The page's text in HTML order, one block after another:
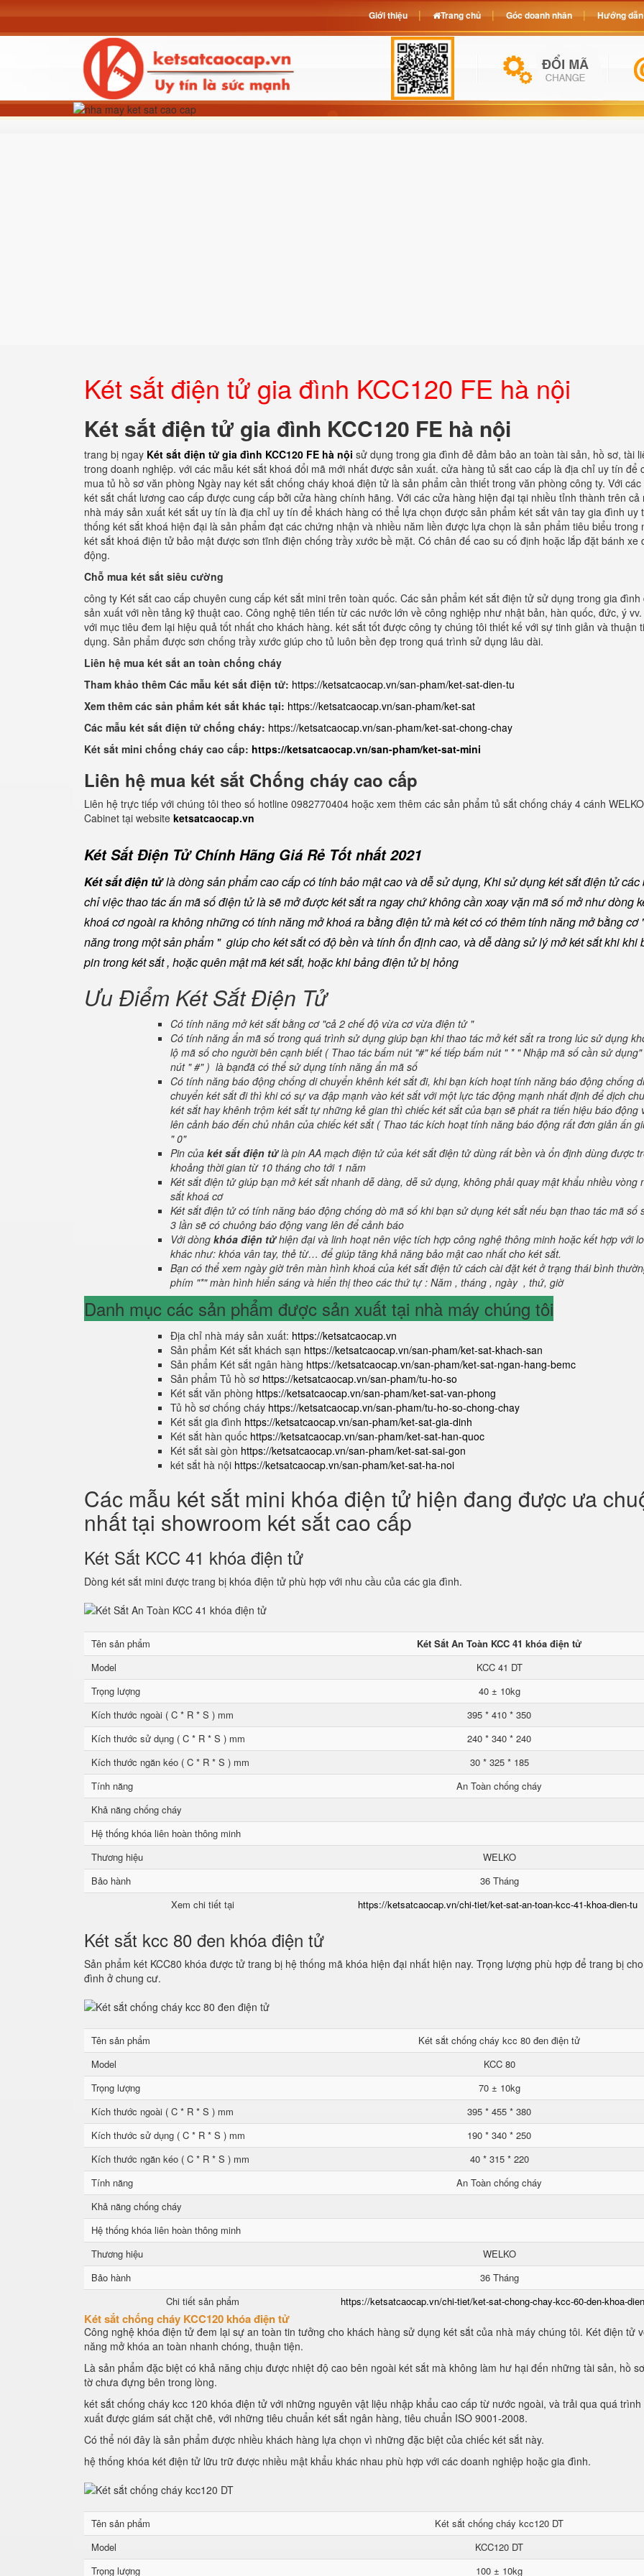
Két sắt điện tử gia đình KCC120 FE hà nội
Két sắt điện tử gia đình KCC120 FE hà nội
trang bị ngay Két sắt điện tử gia đình KCC120 FE hà nội sử dụng trong gia đình đẻ đảm bảo an toàn tài sản, hồ sơ, tài
trong doanh nghiệp. với các mẫu két sắt khoá đổi mã mới nhất được sản xuất. cửa hàng tủ sắt cao cấp là địa chỉ uy tín để
mua tủ hồ sơ văn phòng Ngày nay két sắt chống cháy khoá điện tử là sản phẩm cần thiết trong văn phòng công ty. Với
két sắt chất lương cao cấp được cung cấp bởi cửa hàng chính hãng. Với các cửa hàng hiện đại tại nhiều tỉnh thành trên cả
nhà máy sản xuất két sắt uy tín là địa chỉ uy tín để khách hàng có thể lựa chọn được sản phẩm két sắt vân tay gia đình uy
thống két sắt khoá hiện đại là sản phẩm đạt các chứng nhận và nhiều năm liền được lựa chọn là sản phẩm tiêu biểu trong
két sắt khoá điện tử bảo mật được sơn tĩnh điện chống trầy xước bề mặt. Có chân đế cao su cố định hoặc lắp đặt bánh xe
động.
Chỗ mua két sắt siêu cường
công ty Két sắt cao cấp chuyên cung cấp két sắt mini trên toàn quốc. Các sản phẩm két sắt điện tử sử dụng trong gia đình
sản xuất với nền tảng kỹ thuật cao. Công nghệ tiên tiến từ các nước lớn về công nghiệp như nhật bản, hàn quốc, đức, ý
với mục tiêu đem lại hiệu quả tốt nhất cho khách hàng. két sắt tốt được công ty chúng tôi thiết kế với sự tinh giản và thuận
dụng. Sản phẩm được sơn chống trầy xước giúp cho tủ luôn bền đẹp trong quá trình sử dụng lâu dài.
Liên hệ mua két sắt an toàn chống cháy
Tham khảo thêm Các mẫu két sắt điện tử: https://ketsatcaocap.vn/san-pham/ket-sat-dien-tu
Xem thêm các sản phẩm két sắt khác tại: https://ketsatcaocap.vn/san-pham/ket-sat
Các mẫu két sắt điện tử chống cháy: https://ketsatcaocap.vn/san-pham/ket-sat-chong-chay
Két sắt mini chống cháy cao cấp: https://ketsatcaocap.vn/san-pham/ket-sat-mini
Liên hệ mua két sắt Chống cháy cao cấp
Liên hệ trực tiếp với chúng tôi theo số hotline 0982770404 hoặc xem thêm các sản phẩm tủ sắt chống cháy 4 cánh
Cabinet tại website ketsatcaocap.vn
Két Sắt Điện Tử Chính Hãng Giá Rẻ Tốt nhất 2021
Két sắt điện tửlà dòng sản phẩm cao cấp có tính bảo mật cao và dễ sử dụng, Khi sử dụng két sắt điện tử các
chỉ việc thao tác ấn mã số điện tử là sẽ mở được két sắt ra ngay chứ không cần xoay vặn mã số mở như dòng
khoá cơ ngoài ra không những có tính năng mở khoá ra bằng điện tử mà két có có thêm tính năng mở bằng cơ
năng trong một sản phẩm " giúp cho két sắt có độ bền và tính ổn định cao, và dễ dàng sử lý mở két sắt khi khi
pin trong két sắt , hoặc quên mật mã két sắt, hoặc khi bảng điện tử bị hỏng
Ưu Điểm Két Sắt Điện Tử
Có tính năng mở két sắt bằng cơ "cả 2 chế độ vừa cơ vừa điện tử "
Có tính năng ẩn mã số trong quá trình sử dụng giúp bạn khi thao tác mở két sắt ra trong lúc sử dụng
lộ mã số cho người bên cạnh biết ( Thao tác bấm nút "#" kế tiếp bấm nút " * " Nhập mã số cần sử
nút " #" ) là bạnđã có thể sử dụng tính năng ẩn mã số
Có tính năng báo động chống di chuyển khênh két sắt đi, khi bạn kích hoạt tính năng báo động chống di
chuyển két sắt đi thì khi có sự va đập mạnh vào két sắt với một lực tác động mạnh nhất định để dịch
két sắt hay khênh trộm két sắt tự những kẻ gian thì chiếc két sắt của bạn sẽ phát ra tiến hiệu báo động
lên cảnh báo đến chủ nhân của chiếc két sắt ( Thao tác kích hoạt tính năng báo động rất đơn giản ấn
" 0"
Pin của két sắt điện tửlà pin AA mạch điện tử của két sắt điện tử dùng rất bền và ổn định dùng được
khoảng thời gian từ 10 tháng cho tới 1 năm
Két sắt điện tử giúp bạn mở két sắt nhanh dễ dàng, dễ sử dụng, không phải quay mật khẩu nhiều vòng
sắt khoá cơ
Két sắt điện tử có tính năng báo động chống dò mã số khi bạn sử dụng két sắt nếu bạn thao tác mã số
3 lần sẽ có chuông báo động vang lên để cảnh báo
Với dòng khóa điện tửhiện đại và linh hoạt nên việc tích hợp công nghệ thông minh hoặc kết hợp với
khác như: khóa vân tay, thẻ từ… để giúp tăng khả năng bảo mật cao nhất cho két sắt.
Bạn có thể xem ngày giờ trên màn hình khoá của két sắt điện tử cách cài đặt két ở trạng thái bình
phím "*" màn hình hiển sáng và hiển thị theo các thứ tự : Năm , tháng , ngày , thứ, giờ
Danh mục các sản phẩm được sản xuất tại nhà máy chúng tôi
Địa chỉ nhà máy sản xuất: https://ketsatcaocap.vn
Sản phẩm Két sắt khách sạn https://ketsatcaocap.vn/san-pham/ket-sat-khach-san
Sản phẩm Két sắt ngân hàng https://ketsatcaocap.vn/san-pham/ket-sat-ngan-hang-bemc
Sản phẩm Tủ hồ sơ https://ketsatcaocap.vn/san-pham/tu-ho-so
Két sắt văn phòng https://ketsatcaocap.vn/san-pham/ket-sat-van-phong
Tủ hồ sơ chống cháy https://ketsatcaocap.vn/san-pham/tu-ho-so-chong-chay
Két sắt gia đình https://ketsatcaocap.vn/san-pham/ket-sat-gia-dinh
Két sắt hàn quốc https://ketsatcaocap.vn/san-pham/ket-sat-han-quoc
Két sắt sài gòn https://ketsatcaocap.vn/san-pham/ket-sat-sai-gon
két sắt hà nội https://ketsatcaocap.vn/san-pham/ket-sat-ha-noi
Các mẫu két sắt mini khóa điện tử hiện đang được ưa
nhất tại showroom két sắt cao cấp
Két Sắt KCC 41 khóa điện tử
Dòng két sắt mini được trang bị khóa điện tử phù hợp với nhu cầu của các gia đình.
Tên sản phẩm
Két Sắt An Toàn KCC 41 khóa điện tử
Model
KCC 41 DT
Trọng lượng
40 ± 10kg
Kích thước ngoài ( C * R * S ) mm
395 * 410 * 350
Kích thước sử dụng ( C * R * S ) mm
240 * 340 * 240
Kích thước ngăn kéo ( C * R * S ) mm
30 * 325 * 185
Tính năng
An Toàn chống cháy
Khả năng chống cháy
Hệ thống khóa liên hoàn thông minh
Thương hiệu
WELKO
Bảo hành
36 Tháng
Xem chi tiết tại
https://ketsatcaocap.vn/chi-tiet/ket-sat-an-toan-kcc-41-khoa-dien-tu
Két sắt kcc 80 đen khóa điện tử
Sản phẩm két KCC80 khóa được tử trang bị hệ thống mã khóa hiện đại nhất hiện nay. Trọng lượng phù hợp để trang bị
đình ở chung cư.
Tên sản phẩm
Két sắt chống cháy kcc 80 đen điện tử
Model
KCC 80
Trọng lượng
70 ± 10kg
Kích thước ngoài ( C * R * S ) mm
395 * 455 * 380
Kích thước sử dụng ( C * R * S ) mm
190 * 340 * 250
Kích thước ngăn kéo ( C * R * S ) mm
40 * 315 * 220
Tính năng
An Toàn chống cháy
Khả năng chống cháy
Hệ thống khóa liên hoàn thông minh
Thương hiệu
WELKO
Bảo hành
36 Tháng
Chi tiết sản phẩm
https://ketsatcaocap.vn/chi-tiet/ket-sat-chong-chay-kcc-60-den-khoa-
Két sắt chống cháy KCC120 khóa điện tử
Công nghệ khóa điện tử đem lại sự an toàn tin tưởng cho khách hàng sử dụng két sắt của nhà máy chúng tôi. Két điện tử
năng mở khóa an toàn nhanh chóng, thuận tiện.
Là sản phẩm đặc biệt có khả năng chịu được nhiệt độ cao bên ngoài két sắt mà không làm hư hại đến những tài sản, hồ
tờ chưa đựng bên trong lòng.
két sắt chống cháy kcc 120 khóa điện tử với những nguyên vật liệu nhập khẩu cao cấp từ nước ngoài, và trải qua quá trình
xuất được giám sát chặt chẽ, với những tiêu chuẩn két sắt ngân hàng, tiêu chuẩn ISO 9001-2008.
Có thể nói đây là sản phẩm được nhiều khách hàng lựa chọn vì những đặc biệt của chiếc két sắt này.
hệ thống khóa két điện tử lữu trữ được nhiều mật khẩu khác nhau phù hợp với các doanh nghiệp hoặc gia đình.
Tên sản phẩm
Két sắt chống cháy kcc120 DT
Model
KCC120 DT
Trọng lượng
100 ± 10kg
Giới thiệu Trang chủ Góc doanh nhân Hướng